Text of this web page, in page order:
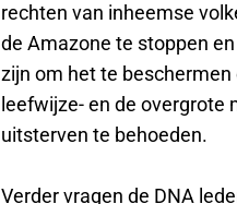
rechten van inheemse
de Amazone te stoppen
zijn om het te
leefwijze- en de overgrote
uitsterven te behoeden.
Verder vragen de DNA